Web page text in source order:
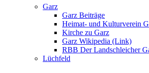
Garz
Garz Beiträge
Heimat- und Kulturverein
Kirche zu Garz
Garz Wikipedia (Link)
RBB Der Landschleicher
Lüchfeld